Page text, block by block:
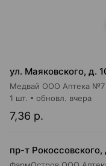
Медвай ООО Аптека №7
7,36 р.
1 шт. обновл. вчера
пр-т Рокоссовского,